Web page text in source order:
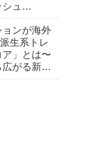
ュ
キング】～
！トレン
”もご紹介
ョンが海外
生系トレ
」とは〜
がる新潮